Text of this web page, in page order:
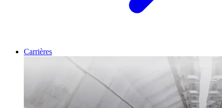
Carrières